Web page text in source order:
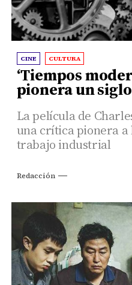
CINE CULTURA
‘Tiempos
pionera un
La película de
una crítica pionera a
trabajo industrial
Redacción